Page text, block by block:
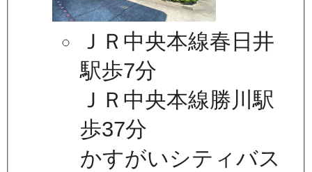
ＪＲ中央本線春日井
駅歩7分
ＪＲ中央本線勝川駅
歩37分
かすがいシティバス